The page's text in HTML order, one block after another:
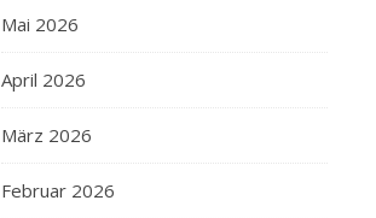
Mai 2026
April 2026
März 2026
Februar 2026